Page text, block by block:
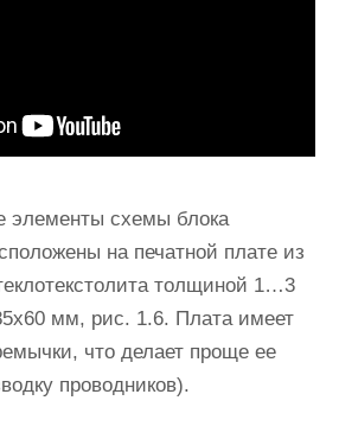
элементы схемы блока
на печатной плате из
толщиной 1…3
мм, рис. 1.6. Плата имеет
что делает проще ее
проводников).